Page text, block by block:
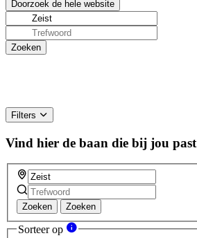
Filters
Vind hier de baan die bij jou past
Zoeken Zoeken
Sorteer op